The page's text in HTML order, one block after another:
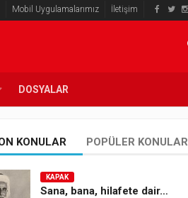
Mobil Uygulamalarımız İletişim
DOSYALAR
KONULAR POPÜLER KONULAR
KAPAK
Sana, bana, hilafete dair…